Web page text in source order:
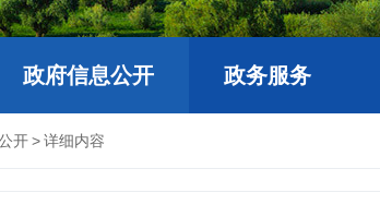
政府信息公开 政务服务
开>详细内容